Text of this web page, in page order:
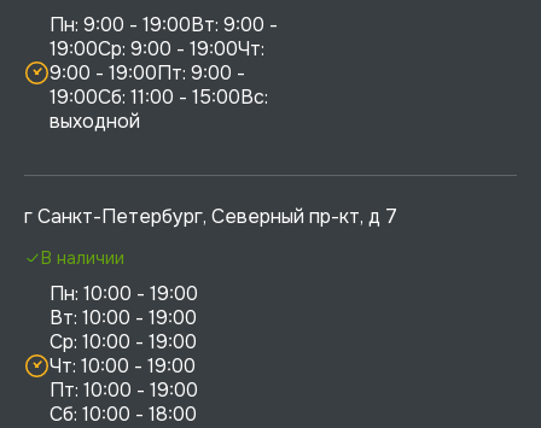
Пн: 9:00 - 19:00Вт: 9:00 -
19:00Ср: 9:00 - 19:00Чт:
9:00 - 19:00Пт: 9:00 -
19:00Сб: 11:00 - 15:00Вс:
выходной
г Санкт-Петербург, Северный пр-кт, д 7
Пн: 10:00 - 19:00
Вт: 10:00 - 19:00
Ср: 10:00 - 19:00
Чт: 10:00 - 19:00
Пт: 10:00 - 19:00
Сб: 10:00 - 18:00
В наличии